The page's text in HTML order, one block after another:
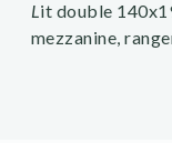
Lit double
mezzanine,